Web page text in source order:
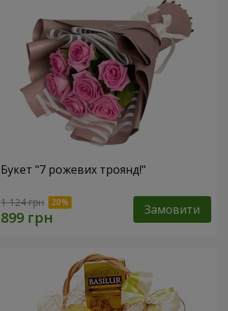
Букет "7 рожевих троянд!"
1 124 грн Замовити